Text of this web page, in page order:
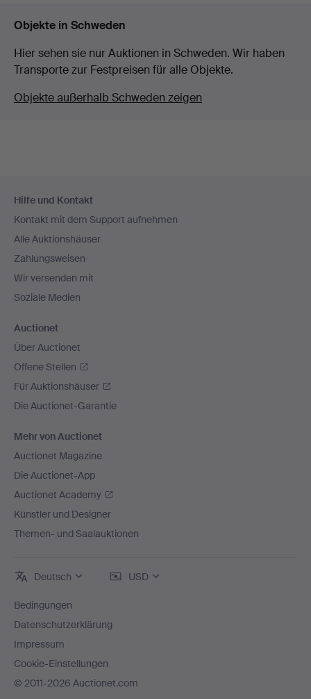
Objekte in Schweden
Hier sehen sie nur Auktionen in Schweden. Wir haben
Transporte zur Festpreisen für alle Objekte.
Objekte außerhalb Schweden zeigen
Navigation
Hilfe und Kontakt
Kontakt mit dem Support aufnehmen
Alle Auktionshäuser
Zahlungsweisen
Wir versenden mit
Soziale Medien
Auctionet
Über Auctionet
Offene Stellen
Für Auktionshäuser
Die Auctionet-Garantie
Mehr von Auctionet
Auctionet Magazine
Die Auctionet-App
Auctionet Academy
Künstler und Designer
Themen- und Saalauktionen
Deutsch USD
Bedingungen
Datenschutzerklärung
Impressum
Cookie-Einstellungen
© 2011-2026 Auctionet.com